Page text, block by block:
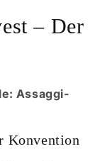
– Der
Assaggi-
Konvention